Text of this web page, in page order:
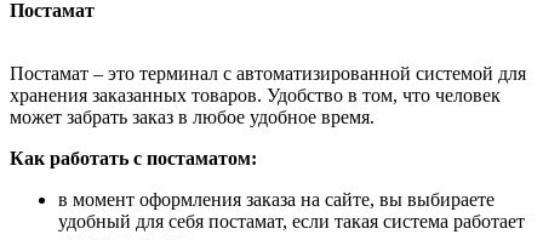
Постамат
Постамат – это терминал с автоматизированной системой для
хранения заказанных товаров. Удобство в том, что человек
может забрать заказ в любое удобное время.
Как работать с постаматом:
в момент оформления заказа на сайте, вы выбираете
удобный для себя постамат, если такая система работает